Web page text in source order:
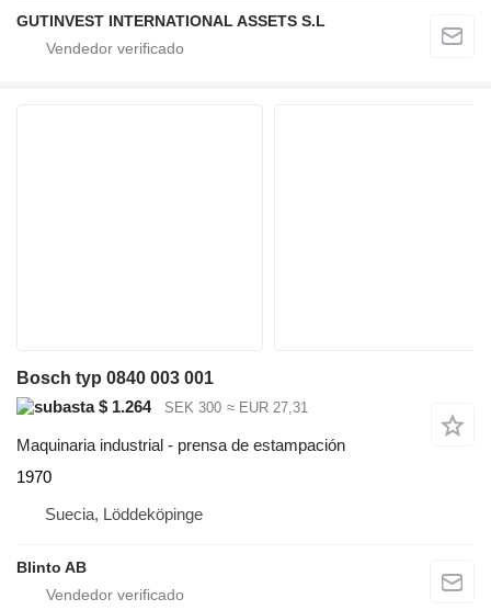
GUTINVEST INTERNATIONAL ASSETS S.L
Bosch typ 0840 003 001
$ 1.264
SEK 300 ≈ EUR 27,31
Maquinaria industrial - prensa de estampación
1970
Suecia, Löddeköpinge
Blinto AB